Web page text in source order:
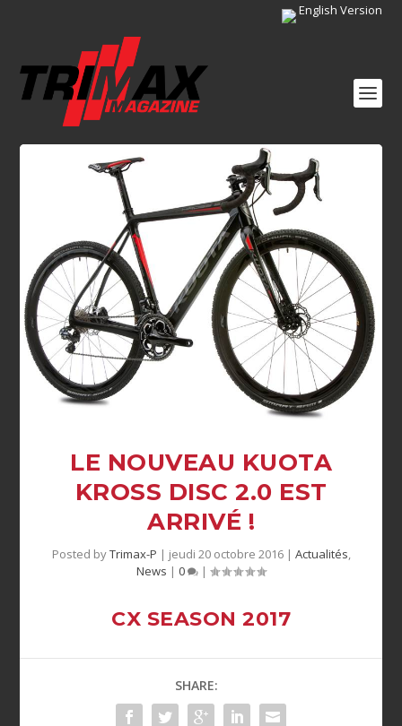
English Version
LE NOUVEAU KUOTA
KROSS DISC 2.0 EST
ARRIVÉ !
Posted byTrimax-P | jeudi 20 octobre 2016| Actualités,
News | 0 |
CX SEASON 2017
SHARE: